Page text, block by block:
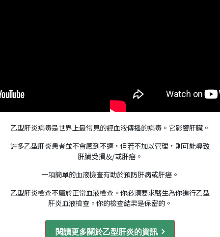
乙型肝炎病毒是世界上最常見的經血液傳播的病毒。它影響肝臟。
許多乙型肝炎患者並不會感到不適，但若不加以管理，則可能導致
肝臟受損及/或肝癌。
一項簡單的血液檢查有助於預防肝病或肝癌。
乙型肝炎檢查不屬於正常血液檢查。你必須要求醫生為你進行乙型
肝炎血液檢查。你的檢查結果是保密的。
閱讀更多關於乙型肝炎的資訊